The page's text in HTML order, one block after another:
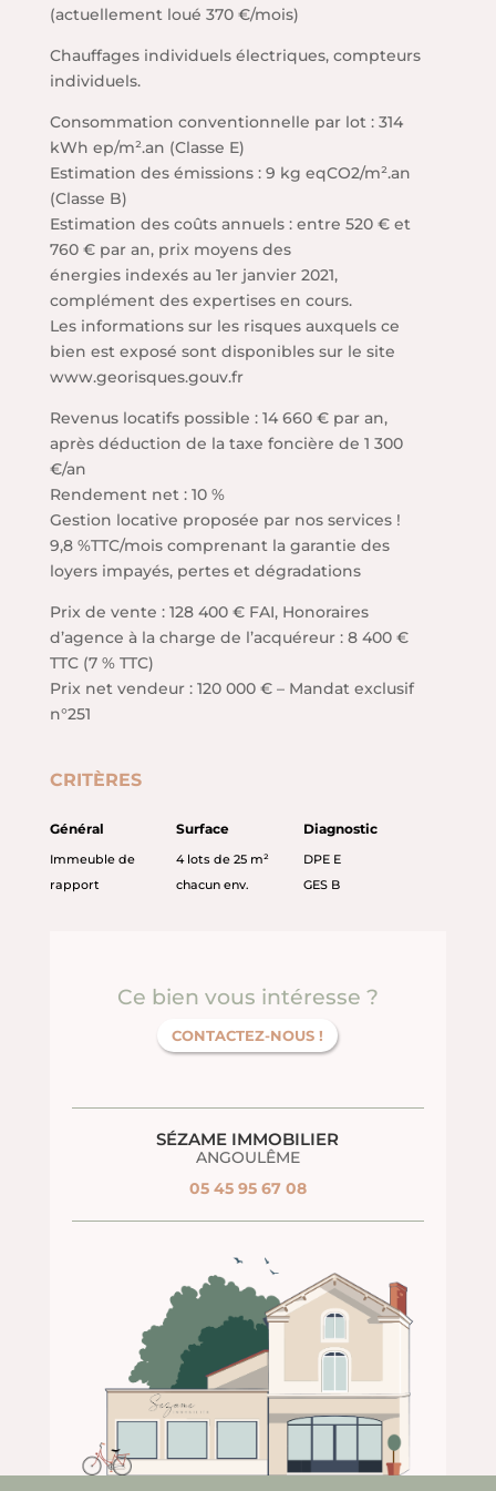
(actuellement loué 370 €/mois)
Chauffages individuels électriques, compteurs
individuels.
Consommation conventionnelle par lot : 314
kWh ep/m².an (Classe E)
Estimation des émissions : 9 kg eqCO2/m².an
(Classe B)
Estimation des coûts annuels : entre 520 € et
760 € par an, prix moyens des
énergies indexés au 1er janvier 2021,
complément des expertises en cours.
Les informations sur les risques auxquels ce
bien est exposé sont disponibles sur le site
www.georisques.gouv.fr
Revenus locatifs possible : 14 660 € par an,
après déduction de la taxe foncière de 1 300
€/an
Rendement net : 10 %
Gestion locative proposée par nos services !
9,8 %TTC/mois comprenant la garantie des
loyers impayés, pertes et dégradations
Prix de vente : 128 400 € FAI, Honoraires
d’agence à la charge de l’acquéreur : 8 400 €
TTC (7 % TTC)
Prix net vendeur : 120 000 € – Mandat exclusif
n°251
CRITÈRES
Général
Immeuble de
rapport
Surface
4 lots de 25 m²
chacun env.
Diagnostic
DPE E
GES B
Ce bien vous intéresse ?
CONTACTEZ-NOUS !
SÉZAME IMMOBILIER
ANGOULÊME
05 45 95 67 08